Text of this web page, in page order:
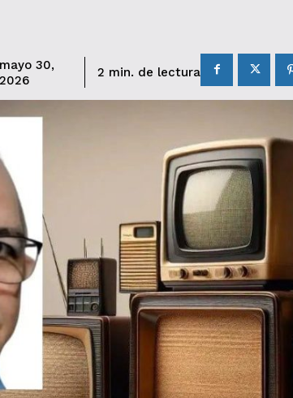
mayo 30,
2026
2 min. de lectura